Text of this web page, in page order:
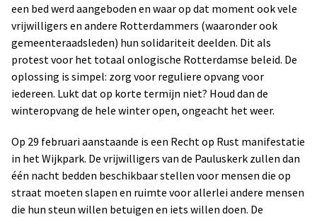
een bed werd aangeboden en waar op dat moment ook vele
vrijwilligers en andere Rotterdammers (waaronder ook
gemeenteraadsleden) hun solidariteit deelden. Dit als
protest voor het totaal onlogische Rotterdamse beleid. De
oplossing is simpel: zorg voor reguliere opvang voor
iedereen. Lukt dat op korte termijn niet? Houd dan de
winteropvang de hele winter open, ongeacht het weer.
Op 29 februari aanstaande is een Recht op Rust manifestatie
in het Wijkpark. De vrijwilligers van de Pauluskerk zullen dan
één nacht bedden beschikbaar stellen voor mensen die op
straat moeten slapen en ruimte voor allerlei andere mensen
die hun steun willen betuigen en iets willen doen. De